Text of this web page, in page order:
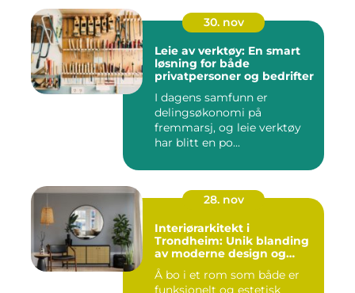
30. nov
Leie av verktøy: En smart
løsning for både
privatpersoner og bedrifter
I dagens samfunn er
delingsøkonomi på
fremmarsj, og leie verktøy
har blitt en po...
28. nov
Interiørarkitekt i
Trondheim: Unik blanding
av moderne design og
tradisjonelle elementer
Å bo i et rom som både er
funksjonelt og estetisk